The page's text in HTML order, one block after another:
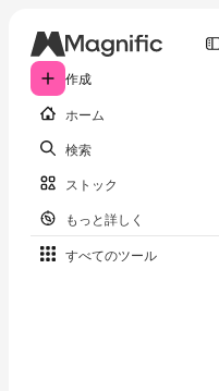
作成
ホーム
検索
ストック
もっと詳しく
すべてのツール